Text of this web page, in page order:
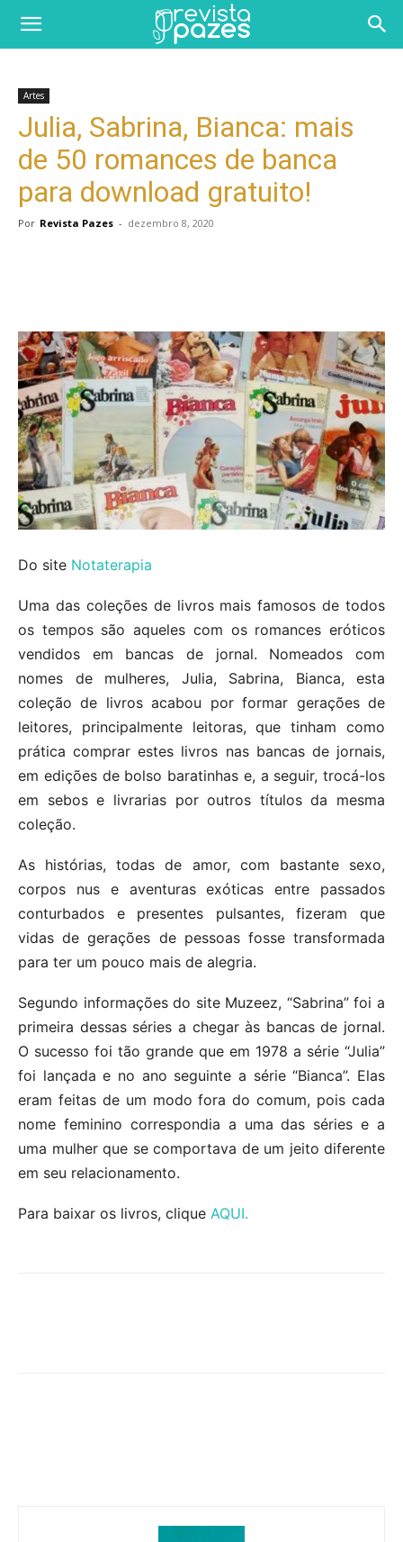
Artes
Julia, Sabrina, Bianca: mais
de 50 romances de banca
para download gratuito!
Por Revista Pazes - dezembro 8, 2020
Do site Notaterapia
Uma das coleções de livros mais famosos de todos
os tempos são aqueles com os romances eróticos
vendidos em bancas de jornal. Nomeados com
nomes de mulheres, Julia, Sabrina, Bianca, esta
coleção de livros acabou por formar gerações de
leitores, principalmente leitoras, que tinham como
prática comprar estes livros nas bancas de jornais,
em edições de bolso baratinhas e, a seguir, trocá-los
em sebos e livrarias por outros títulos da mesma
coleção.
As histórias, todas de amor, com bastante sexo,
corpos nus e aventuras exóticas entre passados
conturbados e presentes pulsantes, fizeram que
vidas de gerações de pessoas fosse transformada
para ter um pouco mais de alegria.
Segundo informações do site Muzeez, “Sabrina” foi a
primeira dessas séries a chegar às bancas de jornal.
O sucesso foi tão grande que em 1978 a série “Julia”
foi lançada e no ano seguinte a série “Bianca”. Elas
eram feitas de um modo fora do comum, pois cada
nome feminino correspondia a uma das séries e a
uma mulher que se comportava de um jeito diferente
em seu relacionamento.
Para baixar os livros, clique AQUI.